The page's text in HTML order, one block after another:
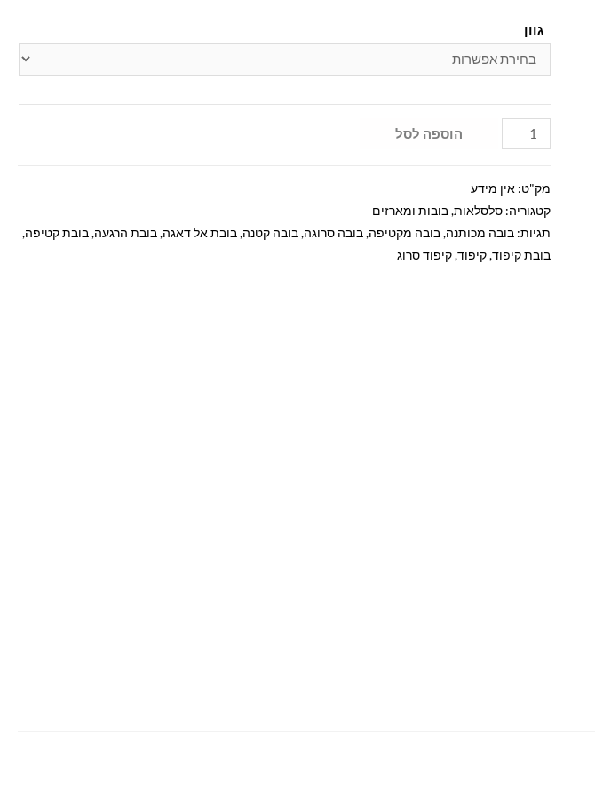
גוון
הוספה לסל
מק"ט:אין מידע
קטגוריה:סלסלאות, בובות ומארזים
תגיות:בובה מכותנה,בובה מקטיפה,בובה סרוגה,בובה קטנה,בובת אל דאגה,בובת הרגעה,בובת קטיפה,
בובת קיפוד,קיפוד,קיפוד סרוג